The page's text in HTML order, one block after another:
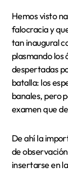
Hemos visto
falocracia y
tan inaugural
plasmando los
despertadas
batalla: los
banales, pero
examen que
De ahí la
de
insertarse en